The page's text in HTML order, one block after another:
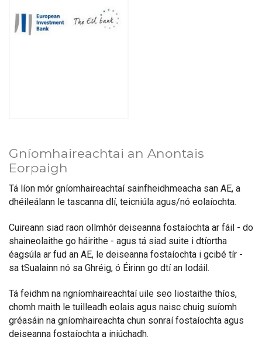
Gníomhaireachtai an Anontais
Eorpaigh
Tá líon mór gníomhaireachtaí sainfheidhmeacha san AE, a
dhéileálann le tascanna dlí, teicniúla agus/nó eolaíochta.
Cuireann siad raon ollmhór deiseanna fostaíochta ar fáil - do
shaineolaithe go háirithe - agus tá siad suite i dtíortha
éagsúla ar fud an AE, le deiseanna fostaíochta i gcibé tír -
sa tSualainn nó sa Ghréig, ó Éirinn go dtí an Iodáil.
Tá feidhm na ngníomhaireachtaí uile seo liostaithe thíos,
chomh maith le tuilleadh eolais agus naisc chuig suíomh
gréasáin na gníomhaireachta chun sonraí fostaíochta agus
deiseanna fostaíochta a iniúchadh.